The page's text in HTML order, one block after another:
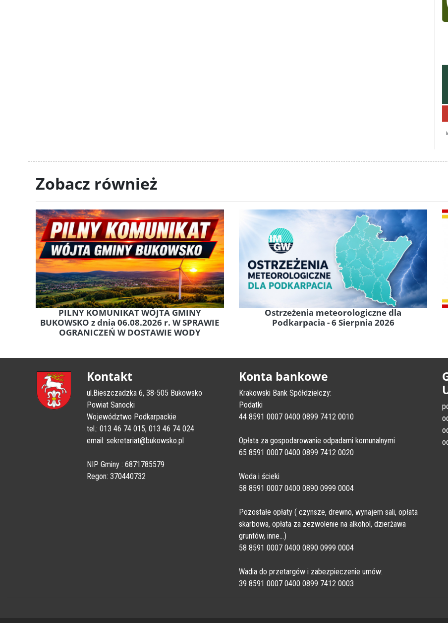
Zobacz również
PILNY KOMUNIKAT WÓJTA GMINY
BUKOWSKO z dnia 06.08.2026 r. W SPRAWIE
OGRANICZEŃ W DOSTAWIE WODY
Ostrzeżenia meteorologiczne dla
Podkarpacia - 6 Sierpnia 2026
Kontakt
ul.Bieszczadzka 6, 38-505 Bukowsko
Powiat Sanocki
Województwo Podkarpackie
tel.: 013 46 74 015, 013 46 74 024
email: sekretariat@bukowsko.pl
NIP Gminy : 6871785579
Regon: 370440732
Konta bankowe
Krakowski Bank Spółdzielczy:
Podatki
44 8591 0007 0400 0899 7412 0010
Opłata za gospodarowanie odpadami komunalnymi
65 8591 0007 0400 0899 7412 0020
Woda i ścieki
58 8591 0007 0400 0890 0999 0004
Pozostałe opłaty ( czynsze, drewno, wynajem sali, opłata
skarbowa, opłata za zezwolenie na alkohol, dzierżawa
gruntów, inne…)
58 8591 0007 0400 0890 0999 0004
Wadia do przetargów i zabezpieczenie umów:
39 8591 0007 0400 0899 7412 0003